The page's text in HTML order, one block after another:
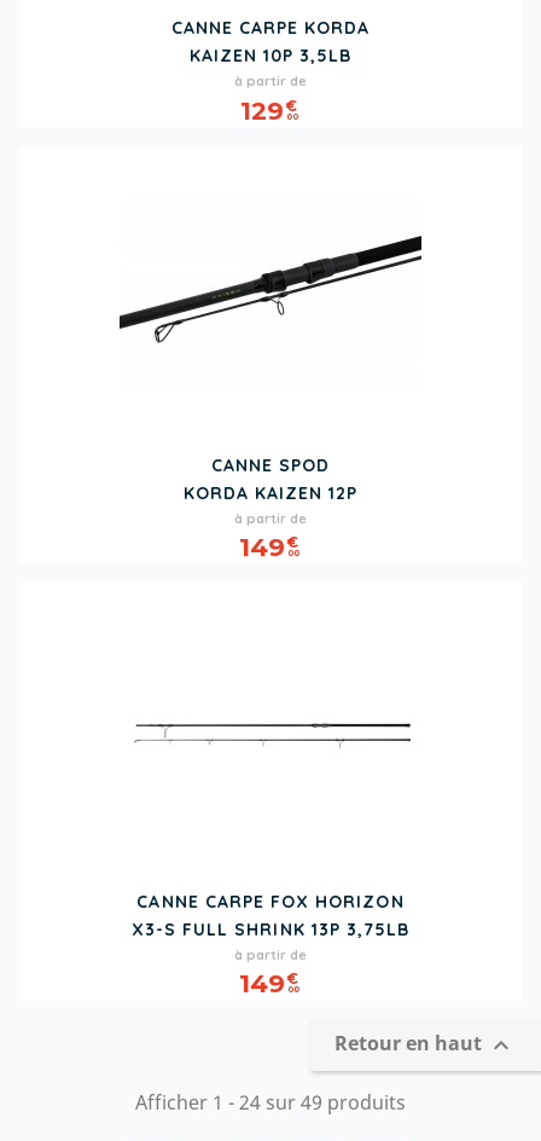
CANNE CARPE KORDA
KAIZEN 10P 3,5LB
Prix
à partir de
129€
00
CANNE SPOD
KORDA KAIZEN 12P
Prix
à partir de
149€
00
CANNE CARPE FOX HORIZON
X3-S FULL SHRINK 13P 3,75LB
Prix
à partir de
149€
00
Retour en haut 
Afficher 1 - 24 sur 49 produits